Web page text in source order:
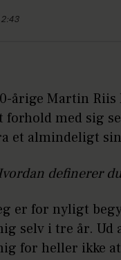
årige Martin Riis
forhold med sig
et almindeligt
definerer
er for nyligt
selv i tre år. Ud
for heller ikke